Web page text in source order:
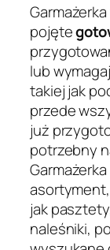
pojęte
lub
takiej jak
przede
już
potrzebny
jak
naleśniki,